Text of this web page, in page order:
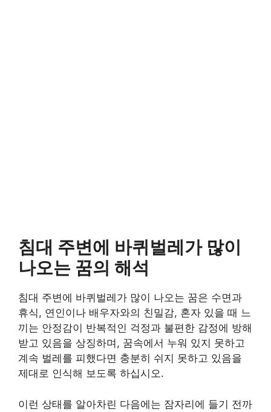
침대 주변에 바퀴벌레가 많이
나오는 꿈의 해석
침대 주변에 바퀴벌레가 많이 나오는 꿈은 수면과
휴식, 연인이나 배우자와의 친밀감, 혼자 있을 때 느
끼는 안정감이 반복적인 걱정과 불편한 감정에 방해
받고 있음을 상징하며, 꿈속에서 누워 있지 못하고
계속 벌레를 피했다면 충분히 쉬지 못하고 있음을
제대로 인식해 보도록 하십시오.
이런 상태를 알아차린 다음에는 잠자리에 들기 전까